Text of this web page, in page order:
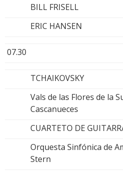
BILL FRISELL
ERIC HANSEN
07.30
TCHAIKOVSKY
Vals de las Flores de la
Cascanueces
CUARTETO DE
Orquesta Sinfónica de
Stern